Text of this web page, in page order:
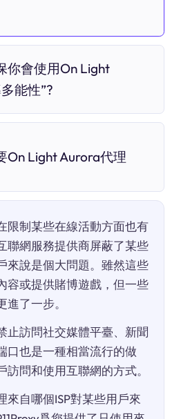
你會使用On Light
能性”?
On Light Aurora代理
限制某些在線活動方面也有
聯網服務提供商屏蔽了某些
來說是個大問題。雖然這些
容或提供賭博遊戲，但一些
了一步。
止訪問社交媒體平臺、新聞
口也是一種相當流行的做
問和使用互聯網的方式。
來自哪個ISP對某些用戶來